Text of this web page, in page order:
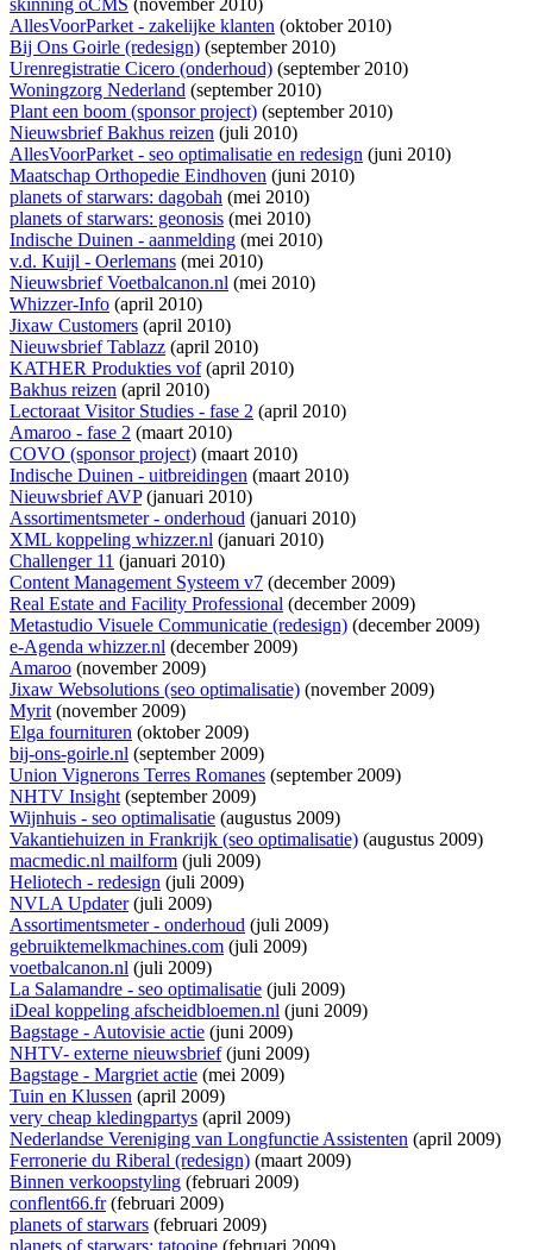
skinning oCMS (november 2010)
AllesVoorParket - zakelijke klanten (oktober 2010)
Bij Ons Goirle (redesign) (september 2010)
Urenregistratie Cicero (onderhoud) (september 2010)
Woningzorg Nederland (september 2010)
Plant een boom (sponsor project) (september 2010)
Nieuwsbrief Bakhus reizen (juli 2010)
AllesVoorParket - seo optimalisatie en redesign (juni 2010)
Maatschap Orthopedie Eindhoven (juni 2010)
planets of starwars: dagobah (mei 2010)
planets of starwars: geonosis (mei 2010)
Indische Duinen - aanmelding (mei 2010)
v.d. Kuijl - Oerlemans (mei 2010)
Nieuwsbrief Voetbalcanon.nl (mei 2010)
Whizzer-Info (april 2010)
Jixaw Customers (april 2010)
Nieuwsbrief Tablazz (april 2010)
KATHER Produkties vof(april 2010)
Bakhus reizen (april 2010)
Lectoraat Visitor Studies - fase 2 (april 2010)
Amaroo - fase 2 (maart 2010)
COVO (sponsor project) (maart 2010)
Indische Duinen - uitbreidingen (maart 2010)
Nieuwsbrief AVP(januari 2010)
Assortimentsmeter - onderhoud (januari 2010)
XML koppeling whizzer.nl (januari 2010)
Challenger 11 (januari 2010)
Content Management Systeem v7 (december 2009)
Real Estate and Facility Professional (december 2009)
Metastudio Visuele Communicatie (redesign) (december 2009)
e-Agenda whizzer.nl (december 2009)
Amaroo (november 2009)
Jixaw Websolutions (seo optimalisatie) (november 2009)
Myrit(november 2009)
Elga fournituren (oktober 2009)
bij-ons-goirle.nl (september 2009)
Union Vignerons Terres Romanes (september 2009)
NHTV Insight(september 2009)
Wijnhuis - seo optimalisatie (augustus 2009)
Vakantiehuizen in Frankrijk (seo optimalisatie) (augustus 2009)
macmedic.nl mailform (juli 2009)
Heliotech - redesign (juli 2009)
NVLA Updater(juli 2009)
Assortimentsmeter - onderhoud (juli 2009)
gebruiktemelkmachines.com (juli 2009)
voetbalcanon.nl (juli 2009)
La Salamandre - seo optimalisatie (juli 2009)
iDeal koppeling afscheidbloemen.nl (juni 2009)
Bagstage - Autovisie actie (juni 2009)
NHTV- externe nieuwsbrief(juni 2009)
Bagstage - Margriet actie (mei 2009)
Tuin en Klussen (april 2009)
very cheap kledingpartys (april 2009)
Nederlandse Vereniging van Longfunctie Assistenten (april 2009)
Ferronerie du Riberal (redesign) (maart 2009)
Binnen verkoopstyling (februari 2009)
conflent66.fr(februari 2009)
planets of starwars (februari 2009)